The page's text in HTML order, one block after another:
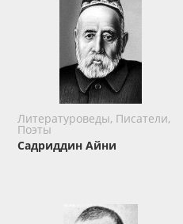
Литературоведы, Писатели,
Поэты
Садриддин Айни